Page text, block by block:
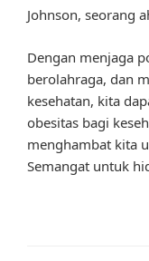
Johnson, seorang
Dengan menjaga
berolahraga, dan
kesehatan, kita
obesitas bagi
menghambat kita
Semangat untuk